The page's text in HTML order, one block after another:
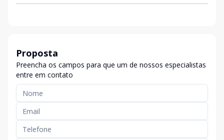
Proposta
Preencha os campos para que um de nossos especialistas
entre em contato